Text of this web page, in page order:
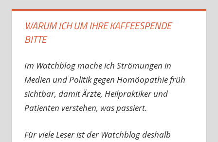
WARUM ICH UM IHRE KAFFEESPENDE
BITTE
Im Watchblog mache ich Strömungen in
Medien und Politik gegen Homöopathie früh
sichtbar, damit Ärzte, Heilpraktiker und
Patienten verstehen, was passiert.
Für viele Leser ist der Watchblog deshalb